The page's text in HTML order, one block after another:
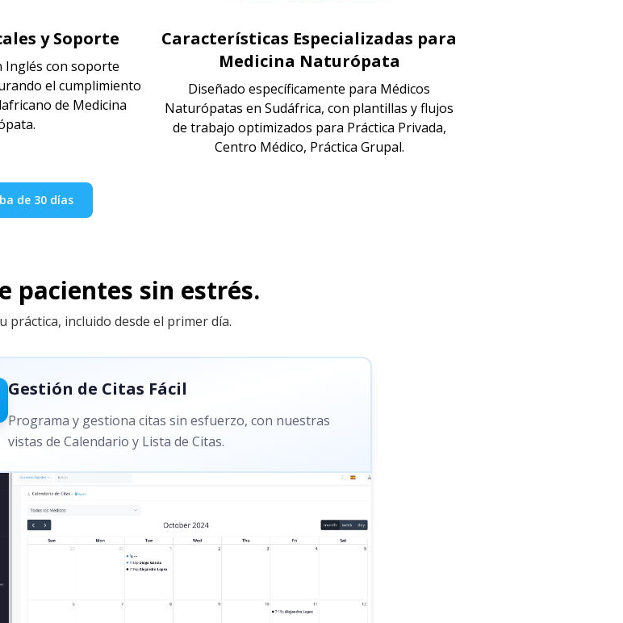
y Soporte
Inglés con soporte
el cumplimiento
de Medicina
Características Especializadas para
Medicina Naturópata
Diseñado específicamente para Médicos
Naturópatas en Sudáfrica, con plantillas y flujos
de trabajo optimizados para Práctica Privada,
Centro Médico, Práctica Grupal.
de 30 días
pacientes sin estrés.
incluido desde el primer día.
Gestión de Citas Fácil
Programa y gestiona citas sin esfuerzo, con nuestras
vistas de Calendario y Lista de Citas.